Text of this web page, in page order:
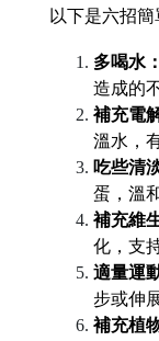
以下是六招
多喝水：
造成的
補充電
溫水，
吃些清
蛋，溫
補充維
化，支
適量運
步或伸
補充植